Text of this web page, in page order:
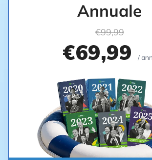
Annuale
€99,99
€69,99 /